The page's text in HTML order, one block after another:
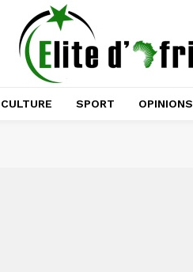
CULTURE SPORT OPINIONS